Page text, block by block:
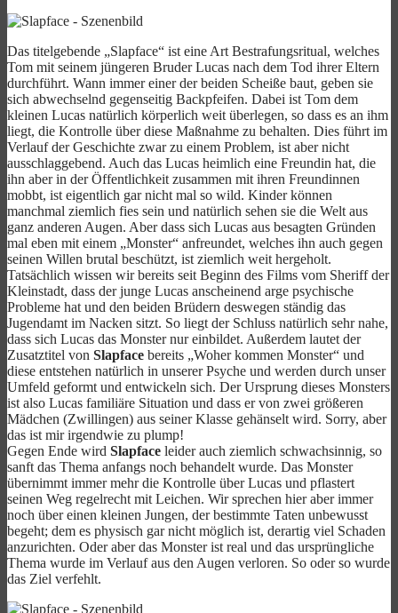
Das titelgebende „Slapface“ ist eine Art Bestrafungsritual, welches
Tom mit seinem jüngeren Bruder Lucas nach dem Tod ihrer Eltern
durchführt. Wann immer einer der beiden Scheiße baut, geben sie
sich abwechselnd gegenseitig Backpfeifen. Dabei ist Tom dem
kleinen Lucas natürlich körperlich weit überlegen, so dass es an ihm
liegt, die Kontrolle über diese Maßnahme zu behalten. Dies führt im
Verlauf der Geschichte zwar zu einem Problem, ist aber nicht
ausschlaggebend. Auch das Lucas heimlich eine Freundin hat, die
ihn aber in der Öffentlichkeit zusammen mit ihren Freundinnen
mobbt, ist eigentlich gar nicht mal so wild. Kinder können
manchmal ziemlich fies sein und natürlich sehen sie die Welt aus
ganz anderen Augen. Aber dass sich Lucas aus besagten Gründen
mal eben mit einem „Monster“ anfreundet, welches ihn auch gegen
seinen Willen brutal beschützt, ist ziemlich weit hergeholt.
Tatsächlich wissen wir bereits seit Beginn des Films vom Sheriff der
Kleinstadt, dass der junge Lucas anscheinend arge psychische
Probleme hat und den beiden Brüdern deswegen ständig das
Jugendamt im Nacken sitzt. So liegt der Schluss natürlich sehr nahe,
dass sich Lucas das Monster nur einbildet. Außerdem lautet der
Zusatztitel von Slapface bereits „Woher kommen Monster“ und
diese entstehen natürlich in unserer Psyche und werden durch unser
Umfeld geformt und entwickeln sich. Der Ursprung dieses Monsters
ist also Lucas familiäre Situation und dass er von zwei größeren
Mädchen (Zwillingen) aus seiner Klasse gehänselt wird. Sorry, aber
das ist mir irgendwie zu plump!
Gegen Ende wird Slapface leider auch ziemlich schwachsinnig, so
sanft das Thema anfangs noch behandelt wurde. Das Monster
übernimmt immer mehr die Kontrolle über Lucas und pflastert
seinen Weg regelrecht mit Leichen. Wir sprechen hier aber immer
noch über einen kleinen Jungen, der bestimmte Taten unbewusst
begeht; dem es physisch gar nicht möglich ist, derartig viel Schaden
anzurichten. Oder aber das Monster ist real und das ursprüngliche
Thema wurde im Verlauf aus den Augen verloren. So oder so wurde
das Ziel verfehlt.